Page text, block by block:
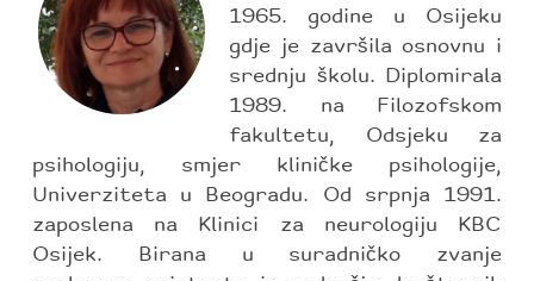
1965. godine u Osijeku
gdje je završila osnovnu i
srednju školu. Diplomirala
1989. na Filozofskom
fakultetu, Odsjeku za
psihologiju, smjer kliničke psihologije,
Univerziteta u Beogradu. Od srpnja 1991.
zaposlena na Klinici za neurologiju KBC
Osijek. Birana u suradničko zvanje